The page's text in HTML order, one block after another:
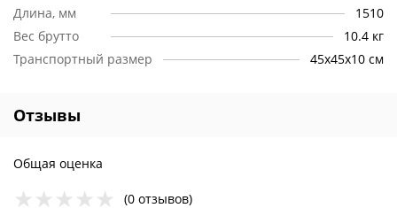
Длина, мм
1510
Вес брутто
10.4 кг
Транспортный размер
45х45х10 см
Отзывы
Общая оценка
(0 отзывов)